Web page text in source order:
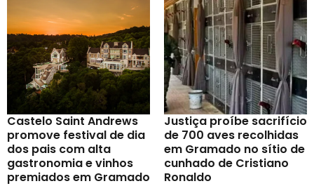
Castelo Saint Andrews
promove festival de dia
dos pais com alta
gastronomia e vinhos
premiados em Gramado
Justiça proíbe sacrifício
de 700 aves recolhidas
em Gramado no sítio de
cunhado de Cristiano
Ronaldo